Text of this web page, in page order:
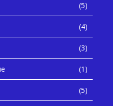
(5)
(4)
(3)
(1)
(5)